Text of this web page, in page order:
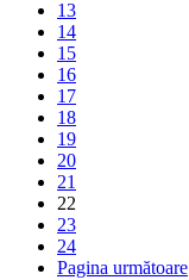
13
14
15
16
17
18
19
20
21
22
23
24
Pagina următoare